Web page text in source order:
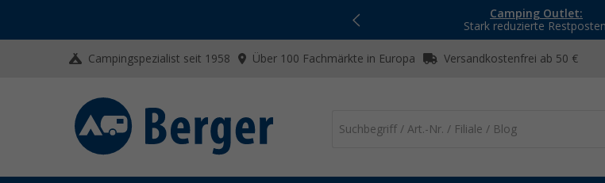
Camping Outlet:
Stark reduzierte
Campingspezialist seit 1958 Über 100 Fachmärkte in Europa Versandkostenfrei ab 50 €